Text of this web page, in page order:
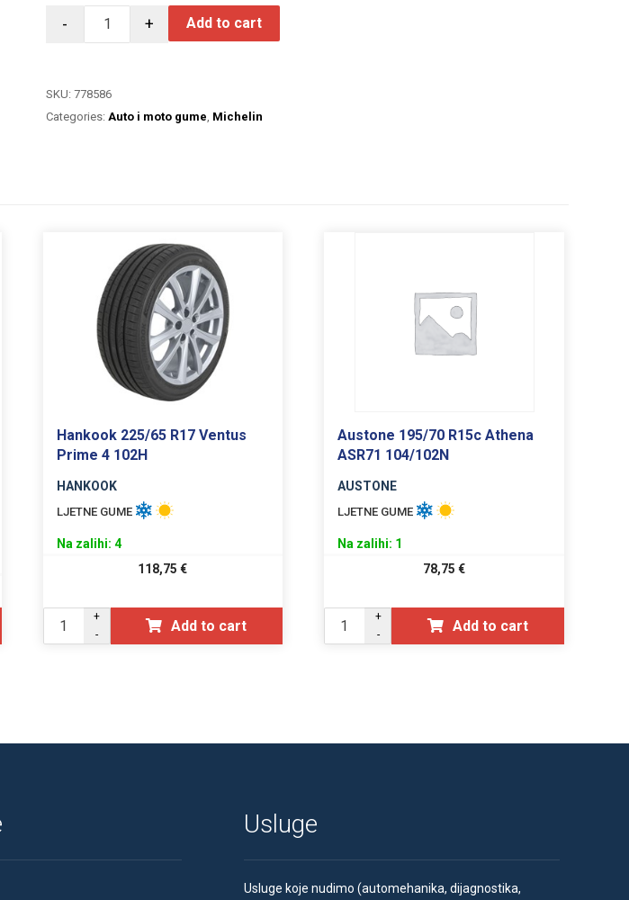
- + Add to cart
SKU:778586
Categories: Auto i moto gume Michelin
Hankook 225/65 R17 Ventus
Prime 4 102H
HANKOOK
LJETNE GUME
Na zalihi: 4
118,75€
+
-
Add to cart
Austone 195/70 R15c Athena
ASR71 104/102N
AUSTONE
LJETNE GUME
Na zalihi: 1
78,75€
+
-
Add to cart
Usluge
Usluge koje nudimo (automehanika, dijagnostika,